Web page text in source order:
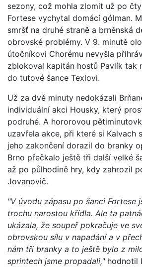
sezony, což mohla zlomit už po
Fortese vychytal domácí gólman.
smršť na druhé straně a brněnská
obrovské problémy. V 9. minutě
útočníkovi Chorému nevyšla
zblokoval kapitán hostů Pavlík tak
do tutové šance Texlovi.
Už za dvě minuty nedokázali
individuální akci Housky, který
podruhé. A hororovou
uzavřela akce, při které si Kalvach
jeho zakončení dorazil do branky
Brno přečkalo ještě tři další velké
až po půlhodině hry, kdy zahrozil
Jovanovič.
"V úvodu zápasu po šanci Fortese
trochu narostou křídla. Ale ta
ukázala, že soupeř pokračuje ve
obrovskou sílu v napadání a v
nám tři branky a to ještě bylo z
sprintech jsme propadali,"hodnotil